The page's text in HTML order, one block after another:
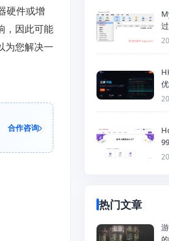
硬件或增
，因此可能
为您解决一
合作咨询
热门文章